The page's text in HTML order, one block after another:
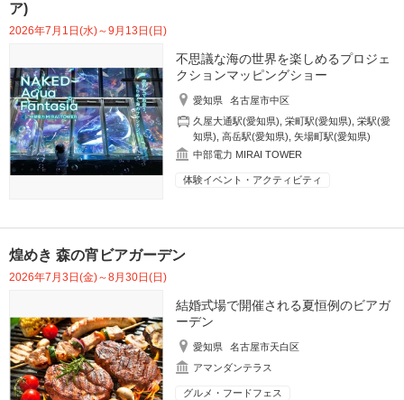
ア)
2026年7月1日(水)～9月13日(日)
不思議な海の世界を楽しめるプロジェ
クションマッピングショー
愛知県
名古屋市中区
久屋大通駅(愛知県) ,栄町駅(愛知県) ,栄駅(愛
知県) ,高岳駅(愛知県) ,矢場町駅(愛知県)
中部電力 MIRAI TOWER
体験イベント・アクティビティ
煌めき 森の宵ビアガーデン
2026年7月3日(金)～8月30日(日)
結婚式場で開催される夏恒例のビアガ
ーデン
愛知県
名古屋市天白区
アマンダンテラス
グルメ・フードフェス